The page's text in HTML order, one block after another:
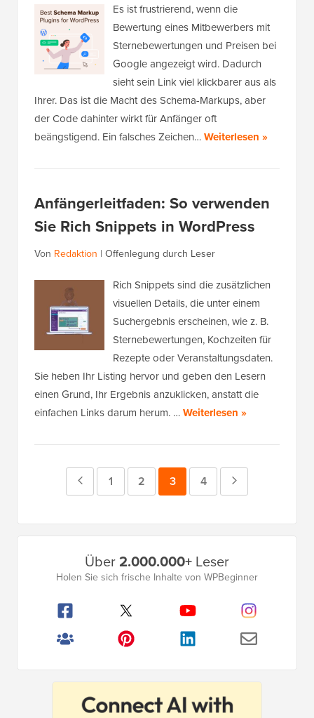
Es ist frustrierend, wenn die
Bewertung eines Mitbewerbers mit
Sternebewertungen und Preisen bei
Google angezeigt wird. Dadurch
sieht sein Link viel klickbarer aus als
Ihrer. Das ist die Macht des Schema-Markups, aber
der Code dahinter wirkt für Anfänger oft
beängstigend. Ein falsches Zeichen…Weiterlesen »
Anfängerleitfaden: So verwenden
Sie Rich Snippets in WordPress
Von Redaktion | Offenlegung durch Leser
Rich Snippets sind die zusätzlichen
visuellen Details, die unter einem
Suchergebnis erscheinen, wie z. B.
Sternebewertungen, Kochzeiten für
Rezepte oder Veranstaltungsdaten.
Sie heben Ihr Listing hervor und geben den Lesern
einen Grund, Ihr Ergebnis anzuklicken, anstatt die
einfachen Links darum herum. …Weiterlesen »
Vorherige
Seite
1 Seite
2 Seite
3 Seite
4
Seitenleistenmenü
Über2.000.000+ Leser
Holen Sie sich frische Inhalte von WPBeginner